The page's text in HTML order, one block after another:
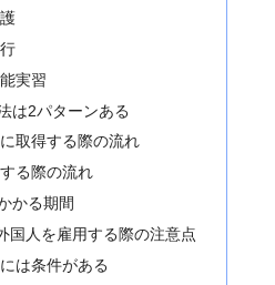
実習
は2パターンある
取得する際の流れ
る際の流れ
かる期間
国人を雇用する際の注意点
は条件がある